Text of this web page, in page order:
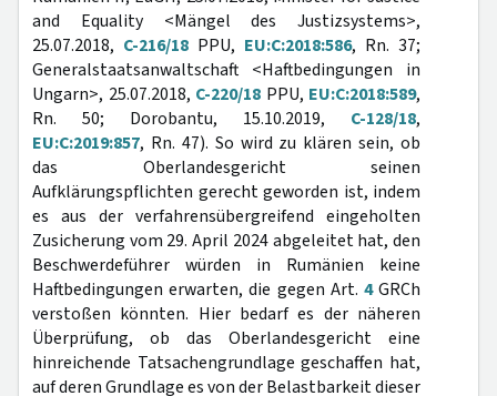
and Equality <Mängel des Justizsystems>,
25.07.2018, C-216/18 PPU, EU:C:2018:586, Rn. 37;
Generalstaatsanwaltschaft <Haftbedingungen in
Ungarn>, 25.07.2018, C-220/18 PPU, EU:C:2018:589,
Rn. 50; Dorobantu, 15.10.2019, C-128/18,
EU:C:2019:857, Rn. 47). So wird zu klären sein, ob
das Oberlandesgericht seinen
Aufklärungspflichten gerecht geworden ist, indem
es aus der verfahrensübergreifend eingeholten
Zusicherung vom 29. April 2024 abgeleitet hat, den
Beschwerdeführer würden in Rumänien keine
Haftbedingungen erwarten, die gegen Art. 4GRCh
verstoßen könnten. Hier bedarf es der näheren
Überprüfung, ob das Oberlandesgericht eine
hinreichende Tatsachengrundlage geschaffen hat,
auf deren Grundlage es von der Belastbarkeit dieser